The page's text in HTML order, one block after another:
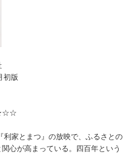
初版
利家とまつ』の放映で、ふるさとの
心が高まっている。四百年という